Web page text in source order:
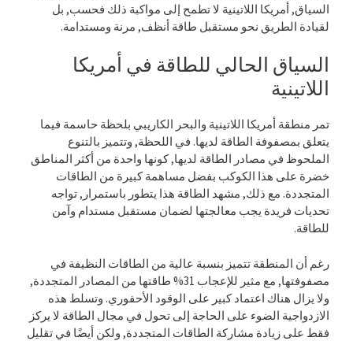
السياق, أمريكا اللاتينية لا تطمح إلى مواكبة ذلك فحسب, بل
لقيادة الطريق نحو مستقبل طاقة أنظف, مرنة ومستدامة.
السياق الحالي للطاقة في أمريكا
اللاتينية
تمر منطقة أمريكا اللاتينية والبحر الكاريبي بلحظة حاسمة فيما
يتعلق بمصفوفة الطاقة لديها. في اللحظة, وتتميز بالتنوع
الملحوظ في مصادر الطاقة لديها, كونها واحدة من أكثر المناطق
خضرة على هذا الكوكب بفضل مساهمة كبيرة من الطاقات
المتجددة. مع ذلك, مشهد الطاقة هذا يتطور باستمرار, تواجه
تحديات فريدة يجب معالجتها لضمان مستقبل مستدام وآمن
للطاقة.
رغم أن المنطقة تتميز بنسبة عالية من الطاقات النظيفة في
مصفوفتها, مع مثير للإعجاب 31% طاقتها من المصادر المتجددة,
ولا يزال هناك اعتماد كبير على الوقود الأحفوري. وتسلط هذه
الازدواجية الضوء على الحاجة إلى تحول في مجال الطاقة لا يركز
فقط على زيادة مشاركة الطاقات المتجددة, ولكن أيضًا في تقليل